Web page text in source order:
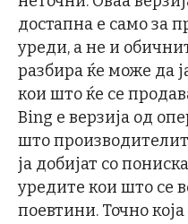
достапна е само за
уреди, а не и
разбира ќе може да
кои што ќе се
Bing е верзија од
што
ја добијат со
уредите кои што се
поевтини. Точно